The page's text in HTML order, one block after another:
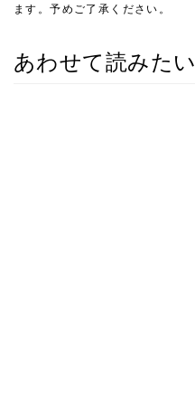
ます。予めご了承ください。
あわせて読みたい